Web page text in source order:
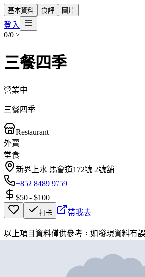
基本資料 食評 圖片
登入
0/0 >
三餐四季
營業中
三餐四季
Restaurant
外賣
堂食
新界上水 馬會道172號 2號舖
+852 8489 9759
$50 - $100
打卡 帶我去
以上項目資料僅供參考，如發現資料有